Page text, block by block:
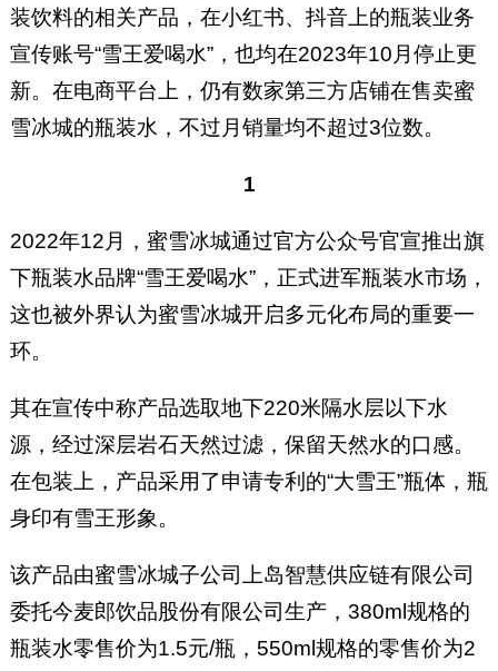
装饮料的相关产品，在小红书、抖音上的瓶装业务
宣传账号“雪王爱喝水”，也均在2023年10月停止更
新。在电商平台上，仍有数家第三方店铺在售卖蜜
雪冰城的瓶装水，不过月销量均不超过3位数。
1
2022年12月，蜜雪冰城通过官方公众号官宣推出旗
下瓶装水品牌“雪王爱喝水”，正式进军瓶装水市场，
这也被外界认为蜜雪冰城开启多元化布局的重要一
环。
其在宣传中称产品选取地下220米隔水层以下水
源，经过深层岩石天然过滤，保留天然水的口感。
在包装上，产品采用了申请专利的“大雪王”瓶体，瓶
身印有雪王形象。
该产品由蜜雪冰城子公司上岛智慧供应链有限公司
委托今麦郎饮品股份有限公司生产，380ml规格的
瓶装水零售价为1.5元/瓶，550ml规格的零售价为2